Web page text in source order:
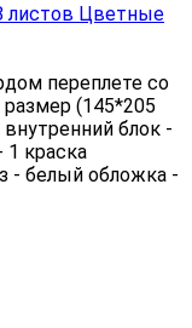
листов Цветные
переплете со
(145*205
блок -
1 краска
- белый обложка -